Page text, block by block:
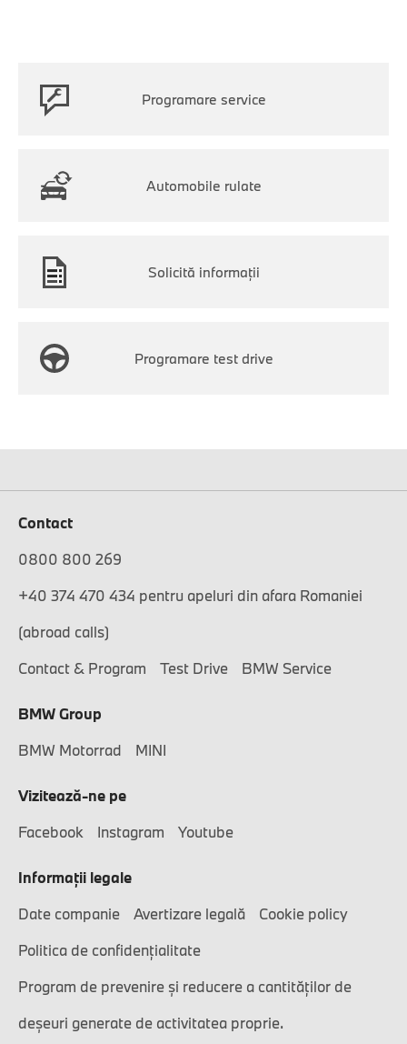
Programare service
Automobile rulate
Solicită informaţii
Programare test drive
Contact
0800 800 269
+40 374 470 434 pentru apeluri din afara Romaniei
(abroad calls)
Contact & Program
Test Drive BMW Service
BMW Group
BMW Motorrad
MINI
Vizitează-ne pe
Facebook
Instagram Youtube
Informaţii legale
Date companie
Avertizare legală
Cookie policy
Politica de confidențialitate
Program de prevenire și reducere a cantităților de
deșeuri generate de activitatea proprie.